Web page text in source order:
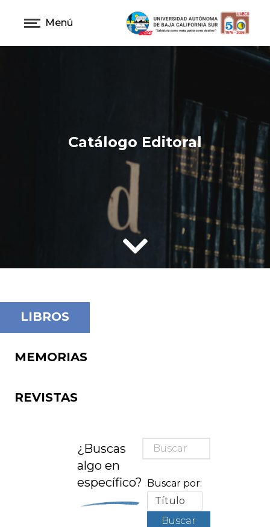
Menú
Catálogo Editoral
LIBROS
MEMORIAS
REVISTAS
¿Buscas
algo en
específico?
Buscar por:
Buscar